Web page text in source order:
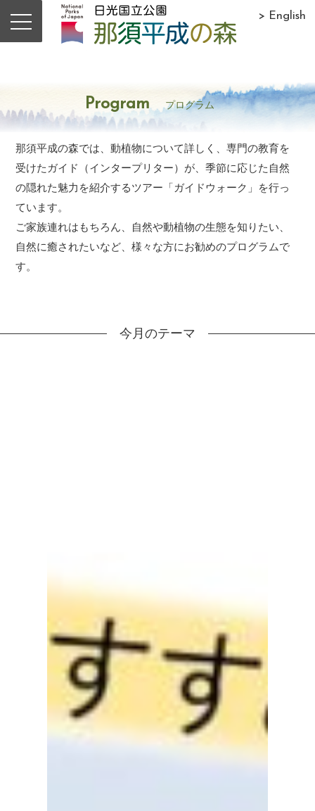
> English
Program プログラム
那須平成の森では、動植物について詳しく、専門の教育を
受けたガイド（インタープリター）が、季節に応じた自然
の隠れた魅力を紹介するツアー「ガイドウォーク」を行っ
ています。
ご家族連れはもちろん、自然や動植物の生態を知りたい、
自然に癒されたいなど、様々な方にお勧めのプログラムで
す。
今月のテーマ